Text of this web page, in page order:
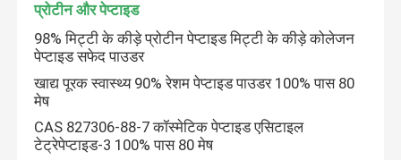
समाचार
एक उद्धरण का अनुरोध करें
प्राकृतिक पौधे का अर्क
प्रोटीन और पेप्टाइड
98% मिट्टी के कीड़े प्रोटीन पेप्टाइड मिट्टी के कीड़े कोलेजन
पेप्टाइड सफेद पाउडर
खाद्य पूरक स्वास्थ्य 90% रेशम पेप्टाइड पाउडर 100% पास 80
मेष
CAS 827306-88-7 कॉस्मेटिक पेप्टाइड एसिटाइल
टेट्रेपेप्टाइड-3 100% पास 80 मेष